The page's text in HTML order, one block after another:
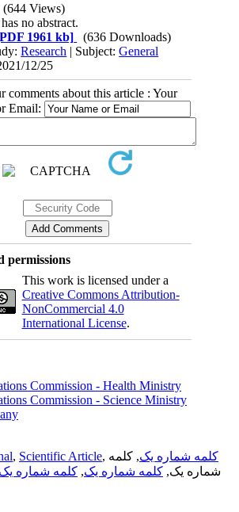
(644 Views)
no abstract.
1961 kb]
(636 Downloads)
Research | Subject:General
12/25
comments about this article : Your
Email:
permissions
This work is licensed under a
Creative Commons Attribution-
NonCommercial 4.0
International License.
Commission - Health Ministry
Commission - Science Ministry
, Scientific Article, کلمه شماره یک, کلمه
شماره یک, کلمه شماره یک, کلمه شماره یک